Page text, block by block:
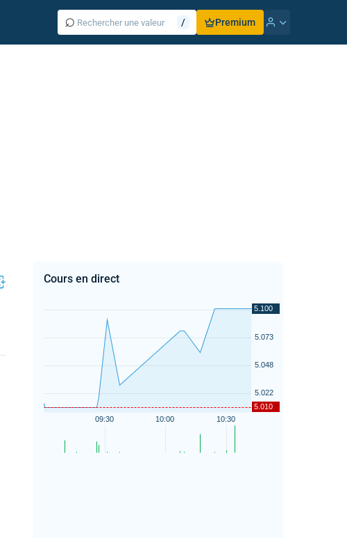
⌕ / Premium
Cours en direct